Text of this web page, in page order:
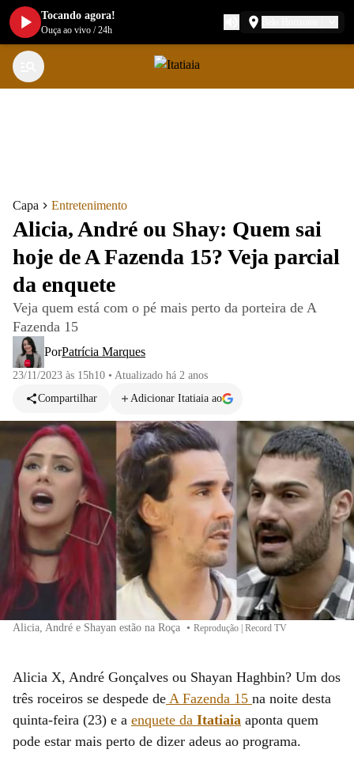
Capa Entretenimento
Alicia, André ou Shay: Quem sai
hoje de A Fazenda 15? Veja parcial
da enquete
Veja quem está com o pé mais perto da porteira de A
Fazenda 15
PorPatrícia Marques
23/11/2023 às 15h10 • Atualizado há 2 anos
Compartilhar
Adicionar Itatiaia ao
Alicia, André e Shayan estão na Roça • Reprodução | Record TV
Alicia X, André Gonçalves ou Shayan Haghbin? Um dos
três roceiros se despede de A Fazenda 15 na noite desta
quinta-feira (23) e a enquete da Itatiaia aponta quem
pode estar mais perto de dizer adeus ao programa.
Tocando agora!
Ouça ao vivo /24h